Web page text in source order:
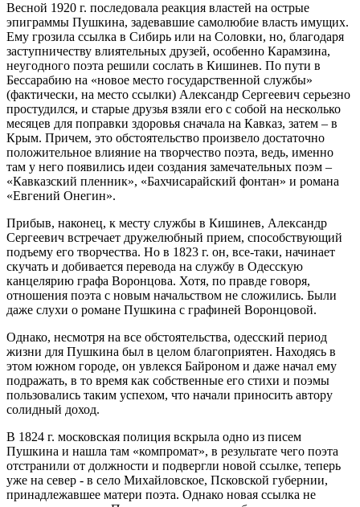
Весной 1920 г. последовала реакция властей на острые
эпиграммы Пушкина, задевавшие самолюбие власть имущих.
Ему грозила ссылка в Сибирь или на Соловки, но, благодаря
заступничеству влиятельных друзей, особенно Карамзина,
неугодного поэта решили сослать в Кишинев. По пути в
Бессарабию на «новое место государственной службы»
(фактически, на место ссылки) Александр Сергеевич серьезно
простудился, и старые друзья взяли его с собой на несколько
месяцев для поправки здоровья сначала на Кавказ, затем – в
Крым. Причем, это обстоятельство произвело достаточно
положительное влияние на творчество поэта, ведь, именно
там у него появились идеи создания замечательных поэм –
«Кавказский пленник», «Бахчисарайский фонтан» и романа
«Евгений Онегин».
Прибыв, наконец, к месту службы в Кишинев, Александр
Сергеевич встречает дружелюбный прием, способствующий
подъему его творчества. Но в 1823 г. он, все-таки, начинает
скучать и добивается перевода на службу в Одесскую
канцелярию графа Воронцова. Хотя, по правде говоря,
отношения поэта с новым начальством не сложились. Были
даже слухи о романе Пушкина с графиней Воронцовой.
Однако, несмотря на все обстоятельства, одесский период
жизни для Пушкина был в целом благоприятен. Находясь в
этом южном городе, он увлекся Байроном и даже начал ему
подражать, в то время как собственные его стихи и поэмы
пользовались таким успехом, что начали приносить автору
солидный доход.
В 1824 г. московская полиция вскрыла одно из писем
Пушкина и нашла там «компромат», в результате чего поэта
отстранили от должности и подвергли новой ссылке, теперь
уже на север - в село Михайловское, Псковской губернии,
принадлежавшее матери поэта. Однако новая ссылка не